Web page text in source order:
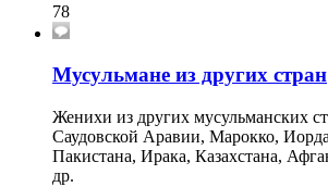
78
Мусульмане из других стран
Женихи из других мусульманских
Саудовской Аравии, Марокко,
Пакистана, Ирака, Казахстана,
др.